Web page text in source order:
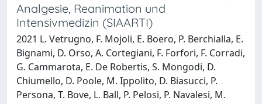
Analgesie, Reanimation und
Intensivmedizin (SIAARTI)
2021 L. Vetrugno, F. Mojoli, E. Boero, P. Berchialla, E.
Bignami, D. Orso, A. Cortegiani, F. Forfori, F. Corradi,
G. Cammarota, E. De Robertis, S. Mongodi, D.
Chiumello, D. Poole, M. Ippolito, D. Biasucci, P.
Persona, T. Bove, L. Ball, P. Pelosi, P. Navalesi, M.